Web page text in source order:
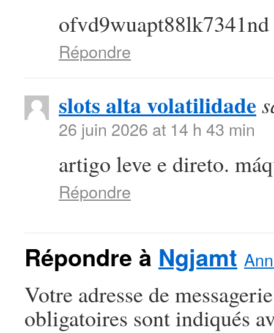
ofvd9wuapt88lk7341nd
Répondre
slots alta volatilidade
26 juin 2026 at 14 h 43 min
artigo leve e direto.
Répondre
Répondre à Ngjamt
Votre adresse de
obligatoires sont indiqués